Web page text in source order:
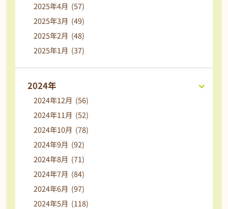
2025年4月 (57)
2025年3月 (49)
2025年2月 (48)
2025年1月 (37)
2024年
2024年12月 (56)
2024年11月 (52)
2024年10月 (78)
2024年9月 (92)
2024年8月 (71)
2024年7月 (84)
2024年6月 (97)
2024年5月 (118)